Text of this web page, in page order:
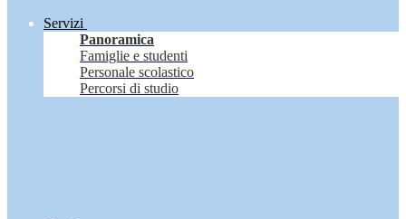
Servizi
Panoramica
Famiglie e studenti
Personale scolastico
Percorsi di studio